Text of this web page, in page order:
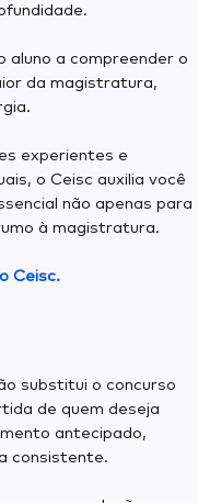
aluno a compreender o
da magistratura,
experientes e
o Ceisc auxilia você
não apenas para
à magistratura.
Ceisc.
substitui o concurso
de quem deseja
antecipado,
consistente.